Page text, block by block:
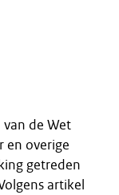
de Wet
en overige
getreden
artikel